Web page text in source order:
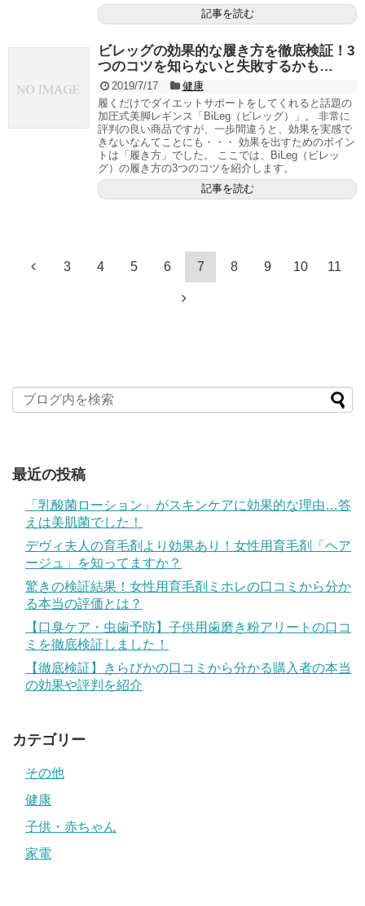
記事を読む
ビレッグの効果的な履き方を徹底検証！3
つのコツを知らないと失敗するかも…
2019/7/17
健康
履くだけでダイエットサポートをしてくれると話題の
加圧式美脚レギンス「BiLeg（ビレッグ）」。 非常に
評判の良い商品ですが、一歩間違うと、効果を実感で
きないなんてことにも・・・ 効果を出すためのポイン
トは「履き方」でした。 ここでは、BiLeg（ビレッ
グ）の履き方の3つのコツを紹介します。
記事を読む
3 4 5 6 7 8 9 10 11
最近の投稿
「乳酸菌ローション」がスキンケアに効果的な理由…答
えは美肌菌でした！
デヴィ夫人の育毛剤より効果あり！女性用育毛剤「ヘア
ージュ」を知ってますか？
驚きの検証結果！女性用育毛剤ミホレの口コミから分か
る本当の評価とは？
【口臭ケア・虫歯予防】子供用歯磨き粉アリートの口コ
ミを徹底検証しました！
【徹底検証】きらびかの口コミから分かる購入者の本当
の効果や評判を紹介
カテゴリー
その他
健康
子供・赤ちゃん
家電